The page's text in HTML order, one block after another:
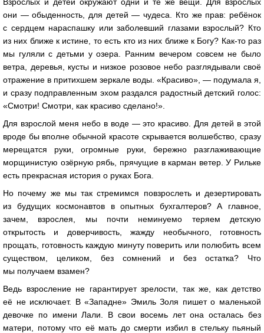
Взрослых и детей окружают одни и те же вещи. Для взрослых
они — обыденность, для детей — чудеса. Кто же прав: ребёнок
с сердцем нараспашку или заболевший глазами взрослый? Кто
из них ближе к истине, то есть кто из них ближе к Богу? Как-то раз
мы гуляли с детьми у озера. Ранним вечером совсем не было
ветра, деревья, кусты и низкое розовое небо разглядывали своё
отражение в притихшем зеркале воды. «Красиво», — подумала я,
и сразу подправленным эхом раздался радостный детский голос:
«Смотри! Смотри, как красиво сделано!».
Для взрослой меня небо в воде — это красиво. Для детей в этой
вроде бы вполне обычной красоте скрывается волшебство, сразу
мерещатся руки, огромные руки, бережно разглаживающие
морщинистую озёрную рябь, прячущие в карман ветер. У Рильке
есть прекрасная история о руках Бога.
Но почему же мы так стремимся повзрослеть и дезертировать
из будущих космонавтов в опытных бухгалтеров? А главное,
зачем, взрослея, мы почти неминуемо теряем детскую
открытость и доверчивость, жажду необычного, готовность
прощать, готовность каждую минуту поверить или полюбить всем
существом, целиком, без сомнений и без остатка? Что
мы получаем взамен?
Ведь взросление не гарантирует зрелости, так же, как детство
её не исключает. В «Западне» Эмиль Золя пишет о маленькой
девочке по имени Лали. В свои восемь лет она осталась без
матери, потому что её мать до смерти избил в стельку пьяный